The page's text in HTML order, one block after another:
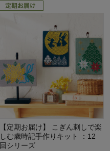
【定期お届け】 こぎん刺しで楽
しむ歳時記手作りキット ：12
回シリーズ